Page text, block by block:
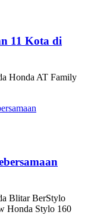
11 Kota di
Honda AT Family
Blitar BerStylo
Honda Stylo 160